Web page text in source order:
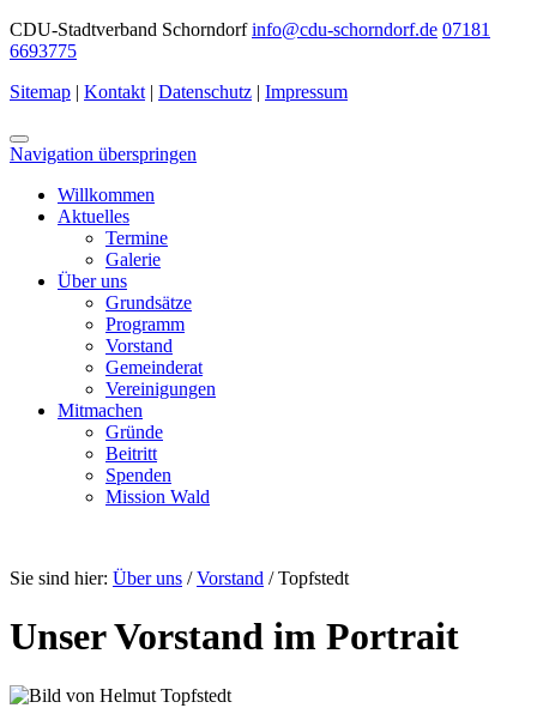
CDU-Stadtverband Schorndorfinfo@cdu-schorndorf.de 07181
6693775
Sitemap | Kontakt | Datenschutz | Impressum
Navigation überspringen
Willkommen
Aktuelles
Termine
Galerie
Über uns
Grundsätze
Programm
Vorstand
Gemeinderat
Vereinigungen
Mitmachen
Gründe
Beitritt
Spenden
Mission Wald
Sie sind hier: Über uns /Vorstand /Topfstedt
Unser Vorstand im Portrait